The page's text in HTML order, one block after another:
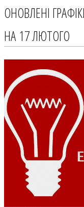
ОНОВЛЕНІ
НА 17 ЛЮТОГО